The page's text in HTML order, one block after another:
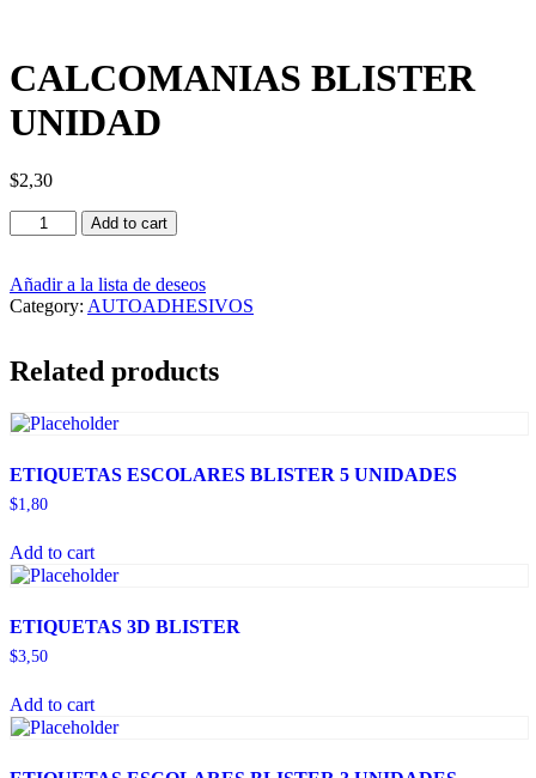
CALCOMANIAS BLISTER
UNIDAD
$2,30
CALCOMANIAS
BLISTER
quantity
Add to cart
Añadir a la lista de deseos
Category: AUTOADHESIVOS
Related products
ETIQUETAS ESCOLARES BLISTER 5 UNIDADES
$1,80
Add to cart
ETIQUETAS 3D BLISTER
$3,50
Add to cart